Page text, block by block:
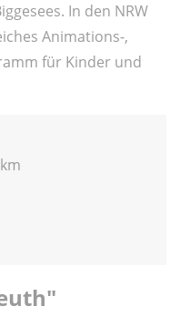
In den NRW
Animations-,
für Kinder und